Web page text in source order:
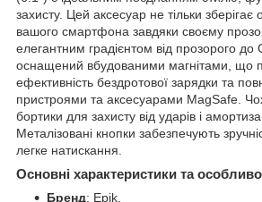
захисту. Цей аксесуар не тільки зберігає
вашого смартфона завдяки своєму
елегантним градієнтом від прозорого
оснащений вбудованими магнітами, що
ефективність бездротової зарядки та
пристроями та аксесуарами MagSafe.
бортики для захисту від ударів і
Металізовані кнопки забезпечують
легке натискання.
Основні характеристики та
Бренд: Epik.